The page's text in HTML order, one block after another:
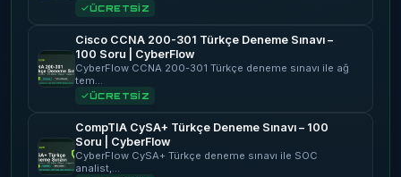
ÜCRETSİZ
Cisco CCNA 200-301 Türkçe Deneme Sınavı –
100 Soru | CyberFlow
CyberFlow CCNA 200-301 Türkçe deneme sınavı ile ağ
tem…
ÜCRETSİZ
CompTIA CySA+ Türkçe Deneme Sınavı – 100
Soru | CyberFlow
CyberFlow CySA+ Türkçe deneme sınavı ile SOC
analist,…